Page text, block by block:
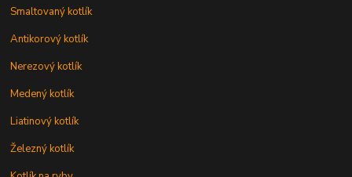
Smaltovaný kotlík
Antikorový kotlík
Nerezový kotlík
Medený kotlík
Liatinový kotlík
Železný kotlík